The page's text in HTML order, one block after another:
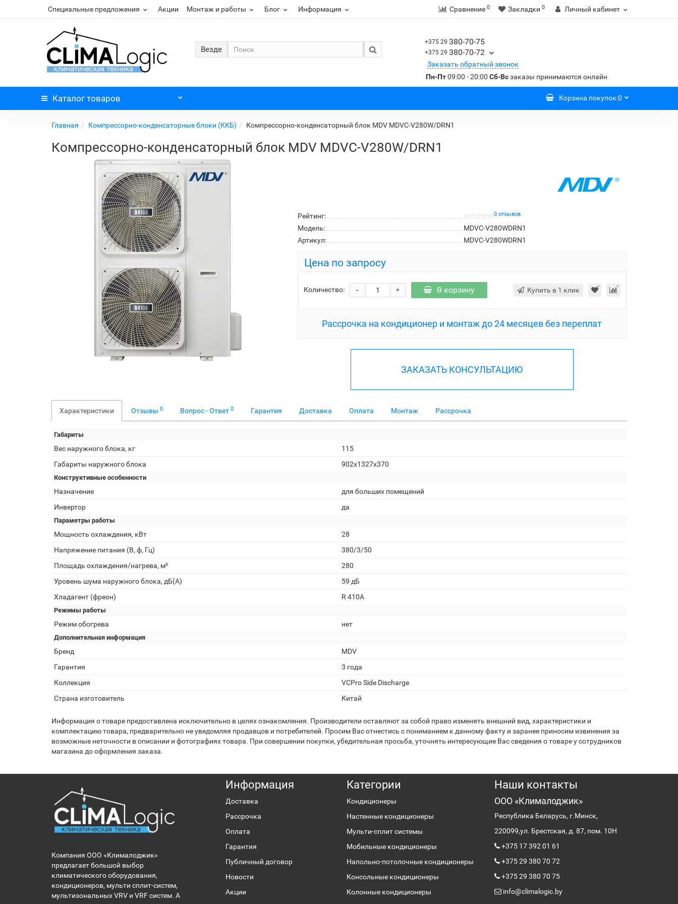
Специальные предложения Акции Монтаж и работы Блог Информация Сравнение 0 Закладки 0 Личный кабинет
Везде
+375 29 380-70-75
+375 29 380-70-72
Заказать обратный звонок
Пн-Пт09:00 - 20:00 Сб-Всзаказы принимаются онлайн
Каталог товаров Корзина покупок:0
Главная Компрессорно-конденсаторные блоки (ККБ) Компрессорно-конденсаторный блок MDV MDVC-V280W/DRN1
Компрессорно-конденсаторный блок MDV MDVC-V280W/DRN1
Рейтинг: 0 отзывов
Модель:
MDVC-V280WDRN1
Артикул:
MDVC-V280WDRN1
Цена по запросу
Количество: +
- В корзину Купить в 1 клик
Рассрочка на кондиционер и монтаж до 24 месяцев без переплат
ЗАКАЗАТЬ КОНСУЛЬТАЦИЮ
Характеристики Отзывы 0 Вопрос - Ответ 0 Гарантия Доставка Оплата Монтаж Рассрочка
Габариты
Вес наружного блока, кг
115
Габариты наружного блока
902x1327x370
Конструктивные особенности
Назначение
для больших помещений
Инвертор
да
Параметры работы
Мощность охлаждения, кВт
28
Напряжение питания (В, ф, Гц)
380/3/50
Площадь охлаждения/нагрева, м²
280
Уровень шума наружного блока, дБ(А)
59 дБ
Хладагент (фреон)
R 410A
Режимы работы
Режим обогрева нет
Дополнительная информация
Бренд
MDV
Гарантия
3 года
Коллекция
VCPro Side Discharge
Страна изготовитель
Китай
Информация о товаре предоставлена исключительно в целях ознакомления. Производители оставляют за собой право изменять внешний вид, характеристики и
комплектацию товара, предварительно не уведомляя продавцов и потребителей. Просим Вас отнестись с пониманием к данному факту и заранее приносим извинения за
возможные неточности в описании и фотографиях товара. При совершении покупки, убедительная просьба, уточнять интересующие Вас сведения о товаре у сотрудников
магазина до оформления заказа.
Компания ООО «Клималоджик»
предлагает большой выбор
климатического оборудования,
кондиционеров, мульти сплит-систем,
мультизональных VRV и VRF систем. А
Информация
Доставка
Рассрочка
Оплата
Гарантия
Публичный договор
Новости
Акции
Категории
Кондиционеры
Настенные кондиционеры
Мульти-сплит системы
Мобильные кондиционеры
Напольно-потолочные кондиционеры
Консольные кондиционеры
Колонные кондиционеры
Наши контакты
ООО «Клималоджик»
Республика Беларусь, г.Минск,
220099,ул. Брестская, д. 87, пом. 10Н
+375 17 392 01 61
+375 29 380 70 72
+375 29 380 70 75
info@climalogic.by